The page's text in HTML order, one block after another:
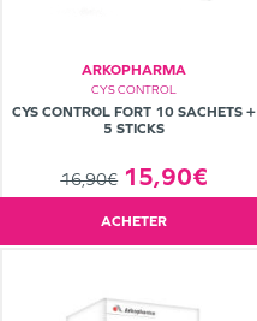
ARKOPHARMA
CYS CONTROL
CYS CONTROL FORT 10 SACHETS +
5 STICKS
16,90€ 15,90€
ACHETER